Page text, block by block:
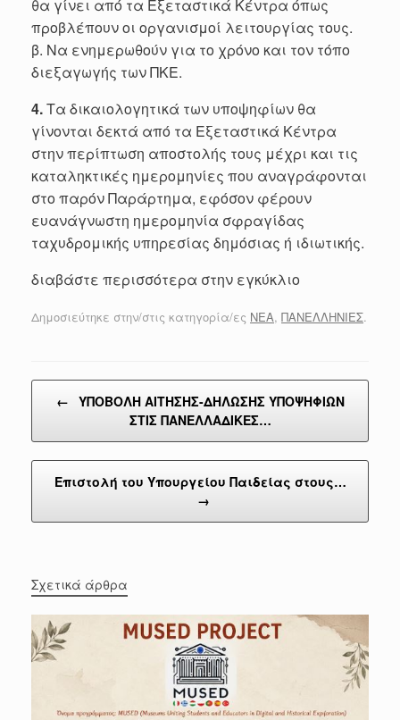
θα γίνει από τα Εξεταστικά Κέντρα όπως
προβλέπουν οι οργανισμοί λειτουργίας τους.
β. Να ενημερωθούν για το χρόνο και τον τόπο
διεξαγωγής των ΠΚΕ.
4.Τα δικαιολογητικά των υποψηφίων θα
γίνονται δεκτά από τα Εξεταστικά Κέντρα
στην περίπτωση αποστολής τους μέχρι και τις
καταληκτικές ημερομηνίες που αναγράφονται
στο παρόν Παράρτημα, εφόσον φέρουν
ευανάγνωστη ημερομηνία σφραγίδας
ταχυδρομικής υπηρεσίας δημόσιας ή ιδιωτικής.
διαβάστε περισσότερα στην εγκύκλιο
Δημοσιεύτηκε στην/στις κατηγορία/ες ΝΕΑ, ΠΑΝΕΛΛΗΝΙΕΣ.
Post navigation
← ΥΠΟΒΟΛΗ ΑΙΤΗΣΗΣ-ΔΗΛΩΣΗΣ ΥΠΟΨΗΦΙΩΝ
ΣΤΙΣ ΠΑΝΕΛΛΑΔΙΚΕΣ…
Επιστολή του Υπουργείου Παιδείας στους…
→
Σχετικά άρθρα